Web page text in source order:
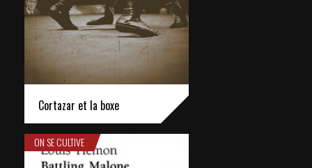
Cortazar et la boxe
ON SE CULTIVE